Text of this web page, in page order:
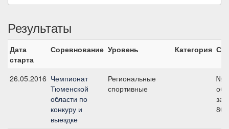
Результаты
Дата
старта
Соревнование Уровень Категория
26.05.2016 Чемпионат
Тюменской
области по
конкуру и
выездке
Региональные
спортивные
№1
80